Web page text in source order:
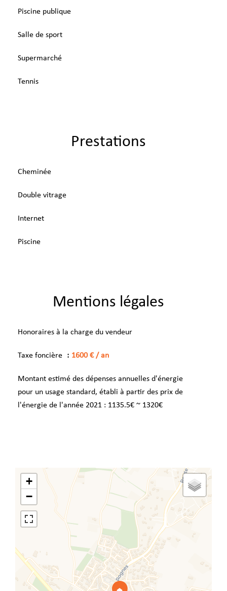
Piscine publique
Salle de sport
Supermarché
Tennis
Prestations
Cheminée
Double vitrage
Internet
Piscine
Mentions légales
Honoraires à la charge du vendeur
Taxe foncière 1600 € / an
Montant estimé des dépenses annuelles d'énergie
pour un usage standard, établi à partir des prix de
l'énergie de l'année 2021 : 1135.5€ ~ 1320€
+
−